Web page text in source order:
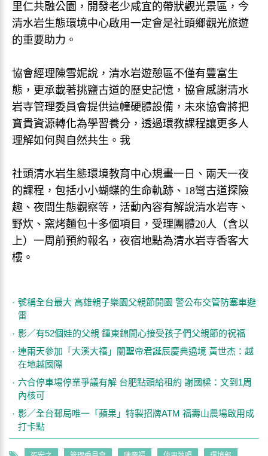
里仁共融公園，開發老少咸宜的帶狀觀光景區，今
清水岩生態環境中心啟用一定會是社頭鄉觀光旅遊
的重要助力。
協會經理陳雪妮說，清水岩遊憩區不僅有豐富生
態，更承載著挑鹽古道的歷史記憶，協會感謝清水
岩寺管理委員會提供這幢硬體設備，未來協會將把
寶貴資源轉化為學習養分，透過環教課程讓更多人
理解如何與自然共生。我
社頭清水岩生態環境教育中心規畫一日、兩天一夜
的課程，包括小小蝴蝶的生命軌跡、18彎古道探險
趣、夜間生態觀察等，活動內容有解說清水岩寺、
野炊、窯烤麵包十多個項目，受理團體20人（含以
上）一周前預約報名，夜宿地點為清水岩寺香客大
樓。
號稱全台最大 高雄親子樂園父親節開園 警公布交管防塞車避
雷
影／有52個娃的父親 鍾東錦開心接受孩子們父親節的祝福
連兩天參加「大溪大禧」關聖帝君誕辰慶典遶境 黃世杰：越
在地越國際
六合停車場停業爭議有解 台肥點頭給租約 謝國樑：文到1周
內核可
影／全台郵局唯一「蘋果」特製招牌ATM 福壽山農場啟用成
打卡點